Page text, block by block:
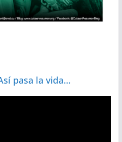
pasa la vida…